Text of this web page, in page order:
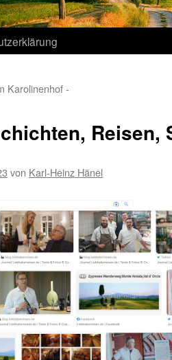
Karolinenhof -
Reisen,
von Karl-Heinz Hänel